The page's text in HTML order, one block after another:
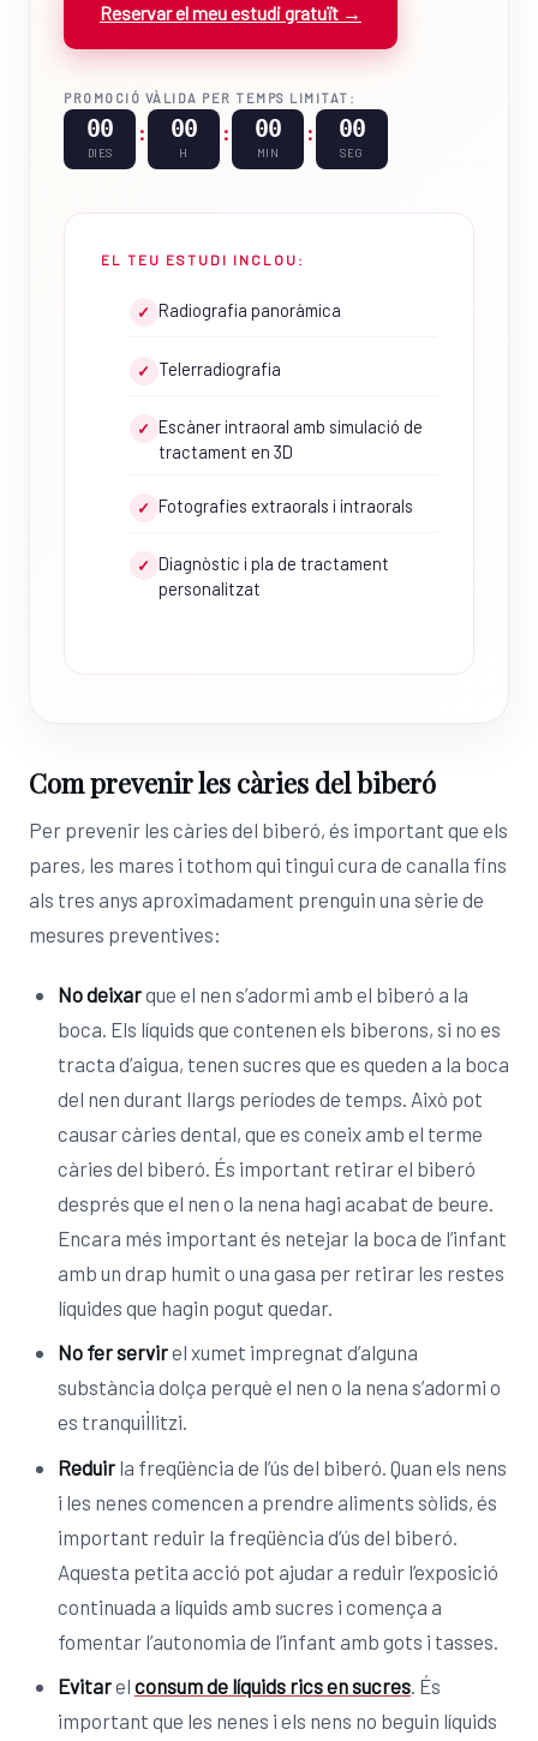
Reservar el meu estudi gratuït →
PROMOCIÓ VÀLIDA PER TEMPS LIMITAT:
00
DIES
: 00
H
: 00
MIN
: 00
SEG
EL TEU ESTUDI INCLOU:
✓ Radiografia panoràmica
✓ Telerradiografia
✓ Escàner intraoral amb simulació de
tractament en 3D
✓ Fotografies extraorals i intraorals
✓ Diagnòstic i pla de tractament
personalitzat
Com prevenir les càries del biberó
Per prevenir les càries del biberó, és important que els
pares, les mares i tothom qui tingui cura de canalla fins
als tres anys aproximadament prenguin una sèrie de
mesures preventives:
No deixarque el nen s’adormi amb el biberó a la
boca. Els líquids que contenen els biberons, si no es
tracta d’aigua, tenen sucres que es queden a la boca
del nen durant llargs períodes de temps. Això pot
causar càries dental, que es coneix amb el terme
càries del biberó. És important retirar el biberó
després que el nen o la nena hagi acabat de beure.
Encara més important és netejar la boca de l’infant
amb un drap humit o una gasa per retirar les restes
líquides que hagin pogut quedar.
No fer servirel xumet impregnat d’alguna
substància dolça perquè el nen o la nena s’adormi o
es tranquil·litzi.
Reduirla freqüència de l’ús del biberó. Quan els nens
i les nenes comencen a prendre aliments sòlids, és
important reduir la freqüència d’ús del biberó.
Aquesta petita acció pot ajudar a reduir l’exposició
continuada a líquids amb sucres i comença a
fomentar l’autonomia de l’infant amb gots i tasses.
Evitarel consum de líquids rics en sucres. És
important que les nenes i els nens no beguin líquids